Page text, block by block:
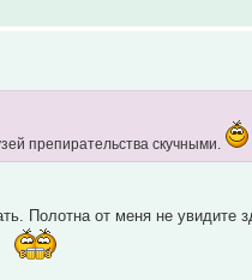
препирательства скучными.
Полотна от меня не увидите